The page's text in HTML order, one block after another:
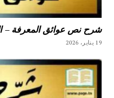
شرح نص عوائق المعرفة –
19 يناير، 2026